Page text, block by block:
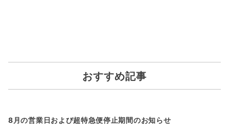
おすすめ記事
8月の営業日および超特急便停止期間のお知らせ